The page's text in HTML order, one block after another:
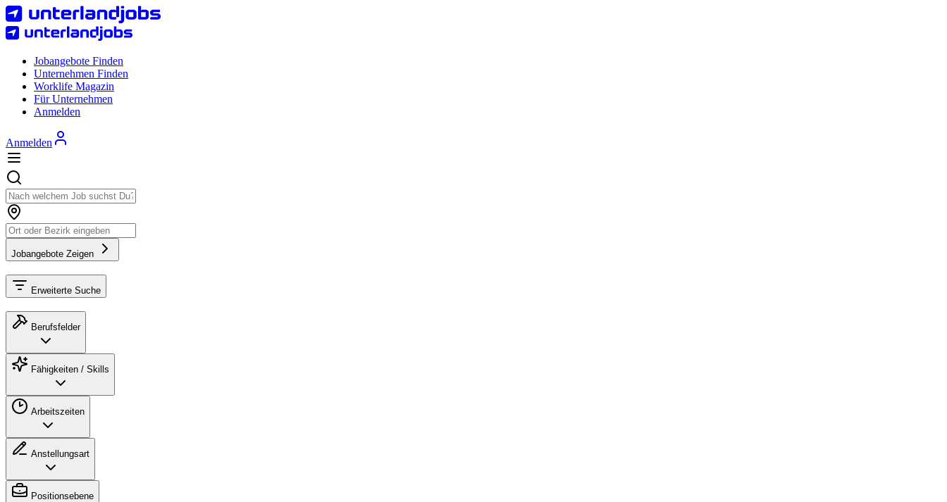
Jobangebote Finden
Unternehmen Finden
Worklife Magazin
Für Unternehmen
Anmelden
Anmelden
Jobangebote Zeigen
Erweiterte Suche
Berufsfelder
Fähigkeiten / Skills
Arbeitszeiten
Anstellungsart
Positionsebene